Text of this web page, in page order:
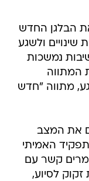
הבלגן החדש
שינויים ולשגע
נמשכות
המתווה
מתווה "חדש
את המצב
האמיתי
קשר עם
לסיוע,